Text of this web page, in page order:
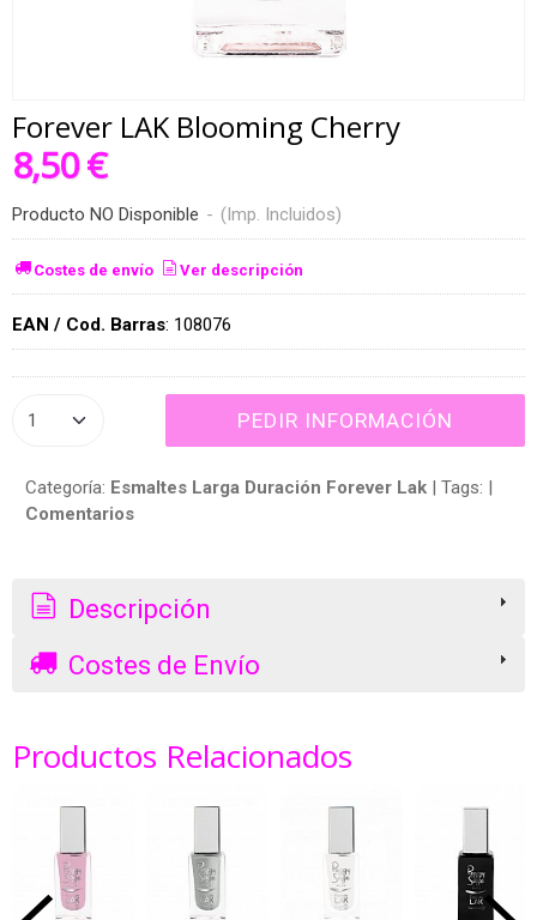
Forever LAK Blooming Cherry
8,50 €
Producto NO Disponible - (Imp. Incluidos)
Costes de envío Ver descripción
EAN / Cod. Barras: 108076
PEDIR INFORMACIÓN
Categoría: Esmaltes Larga Duración Forever Lak Tags:
Comentarios
Descripción
Costes de Envío
Productos Relacionados